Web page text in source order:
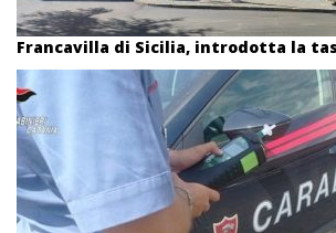
Francavilla di Sicilia, introdotta la